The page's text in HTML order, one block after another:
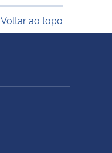
Voltar ao topo